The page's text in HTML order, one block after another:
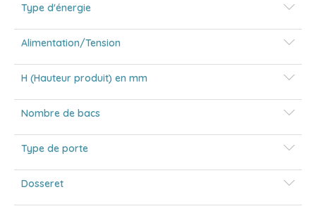
Type d'énergie
Alimentation/Tension
H (Hauteur produit) en mm
Nombre de bacs
Type de porte
Dosseret